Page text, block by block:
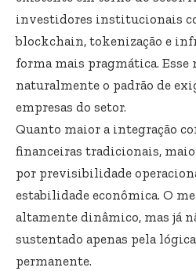
investidores institucionais
blockchain, tokenização e
forma mais pragmática.
naturalmente o padrão de
empresas do setor.
Quanto maior a integração
financeiras tradicionais,
por previsibilidade
estabilidade econômica. O
altamente dinâmico, mas já
sustentado apenas pela lógica
permanente.